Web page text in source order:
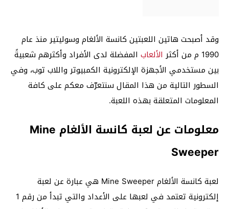
وقد أصبحت هاتين اللعبتين كانسة الألغام وسوليتير منذ عام
1990 م من أكثر
الألعاب المفضلة لدى الأفراد وأكثرهم شعبيةً
بين مستخدمي الأجهزة الإلكترونية الكمبيوتر واللاب توب، وفي
السطور التالية من هذا المقال سنتعرّف معكم على كافة
المعلومات المتعلقة بهذه اللعبة.
معلومات عن لعبة كانسة الألغام Mine
Sweeper
لعبة كانسة الألغام Mine Sweeper هي عبارة عن لعبة
إلكترونية تعتمد في لعبها على الأعداد والتي تبدأ من رقم 1